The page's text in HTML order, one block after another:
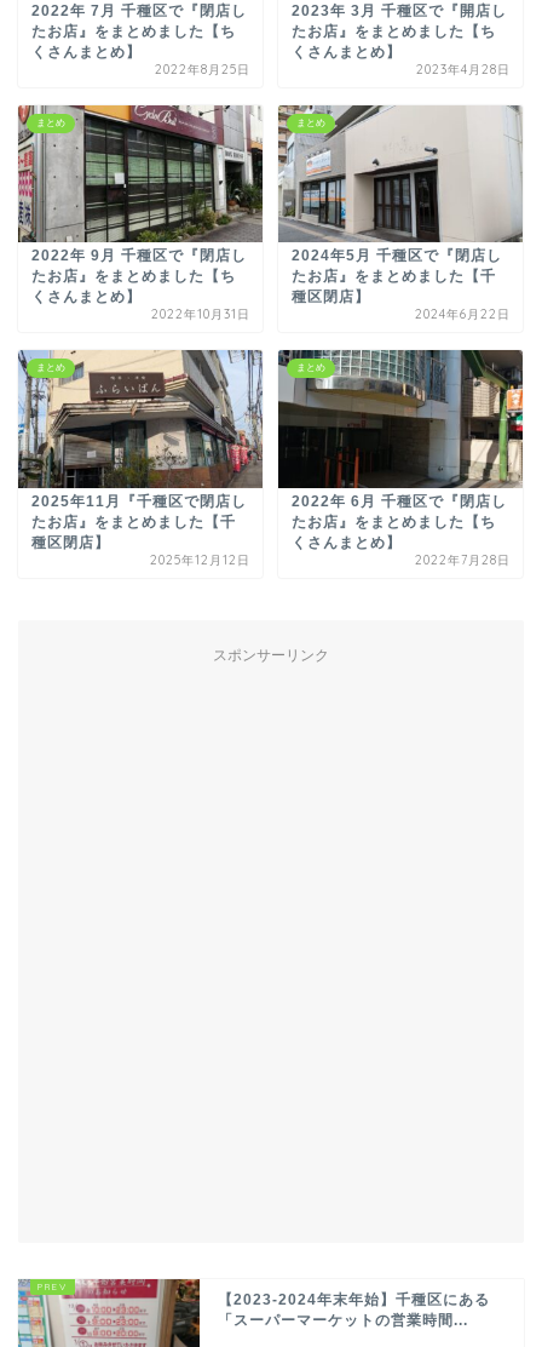
2022年 7月 千種区で『閉店し
たお店』をまとめました【ち
くさんまとめ】
2022年8月25日
2023年 3月 千種区で『開店し
たお店』をまとめました【ち
くさんまとめ】
2023年4月28日
まとめ
2022年 9月 千種区で『閉店し
たお店』をまとめました【ち
くさんまとめ】
2022年10月31日
まとめ
2024年5月 千種区で『閉店し
たお店』をまとめました【千
種区閉店】
2024年6月22日
まとめ
2025年11月『千種区で閉店し
たお店』をまとめました【千
種区閉店】
2025年12月12日
まとめ
2022年 6月 千種区で『閉店し
たお店』をまとめました【ち
くさんまとめ】
2022年7月28日
スポンサーリンク
【2023-2024年末年始】千種区にある
「スーパーマーケットの営業時間...